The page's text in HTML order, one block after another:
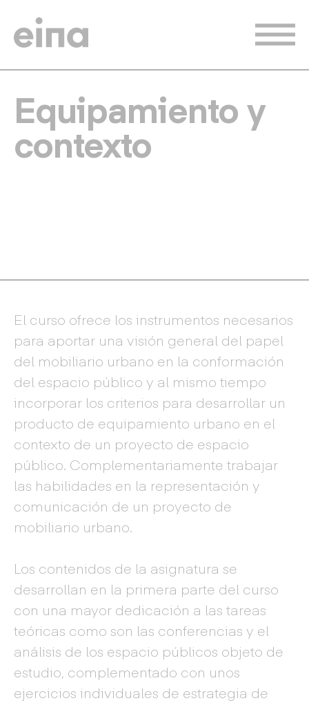
principal
Equipamiento y
contexto
El curso ofrece los instrumentos necesarios
para aportar una visión general del papel
del mobiliario urbano en la conformación
del espacio público y al mismo tiempo
incorporar los criterios para desarrollar un
producto de equipamiento urbano en el
contexto de un proyecto de espacio
público. Complementariamente trabajar
las habilidades en la representación y
comunicación de un proyecto de
mobiliario urbano.
Los contenidos de la asignatura se
desarrollan en la primera parte del curso
con una mayor dedicación a las tareas
teóricas como son las conferencias y el
análisis de los espacio públicos objeto de
estudio, complementado con unos
ejercicios individuales de estrategia de